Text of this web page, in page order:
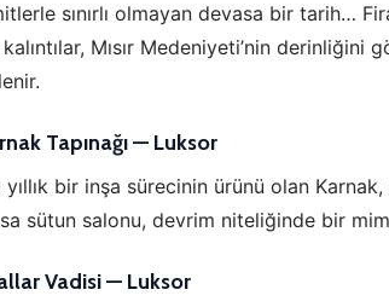
sınırlı olmayan devasa bir tarih…
Mısır Medeniyeti’nin derinliğini
Tapınağı — Luksor
bir inşa sürecinin ürünü olan
sütun salonu, devrim niteliğinde bir
Vadisi — Luksor